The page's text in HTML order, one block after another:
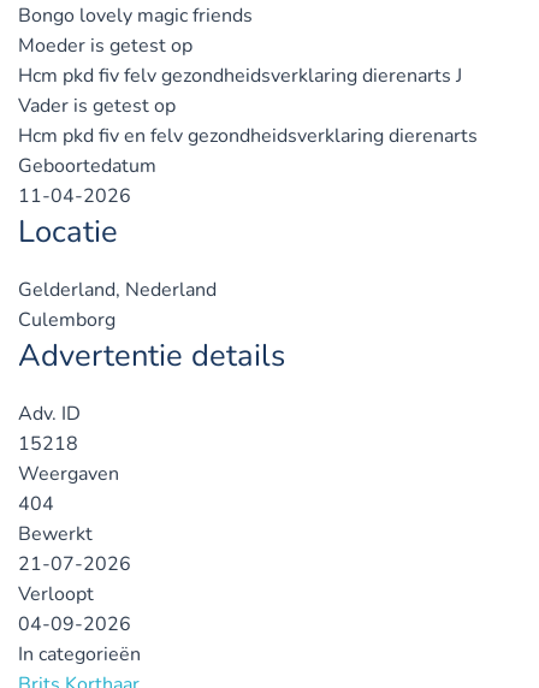
Bongo lovely magic friends
Moeder is getest op
Hcm pkd fiv felv gezondheidsverklaring dierenarts J
Vader is getest op
Hcm pkd fiv en felv gezondheidsverklaring dierenarts
Geboortedatum
11-04-2026
Locatie
Gelderland, Nederland
Culemborg
Advertentie details
Adv. ID
15218
Weergaven
404
Bewerkt
21-07-2026
Verloopt
04-09-2026
In categorieën